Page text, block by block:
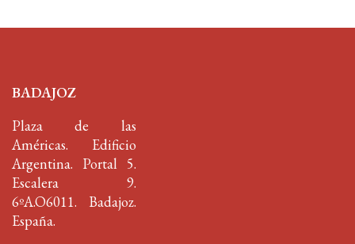
BADAJOZ
Plaza de las
Américas. Edificio
Argentina. Portal 5.
Escalera 9.
6ºA.O6011. Badajoz.
España.